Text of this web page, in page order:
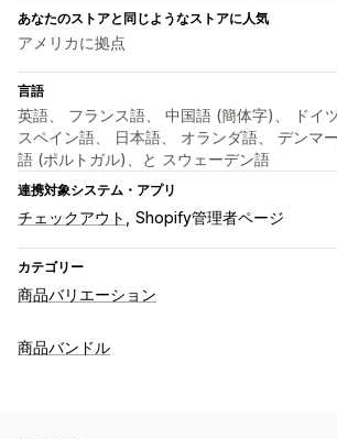
あなたのストアと同じようなストアに人気
アメリカに拠点
言語
英語、 フランス語、 中国語 (簡体字)、 ドイ
スペイン語、 日本語、 オランダ語、 デンマ
語 (ポルトガル)、と スウェーデン語
連携対象システム・アプリ
チェックアウト Shopify管理者ページ
カテゴリー
商品バリエーション
カスタマイズ
商品バンドル